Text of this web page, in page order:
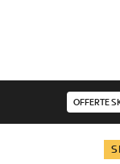
OFFERTE